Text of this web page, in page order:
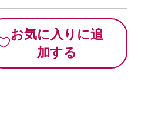
お気に入りに追
加する